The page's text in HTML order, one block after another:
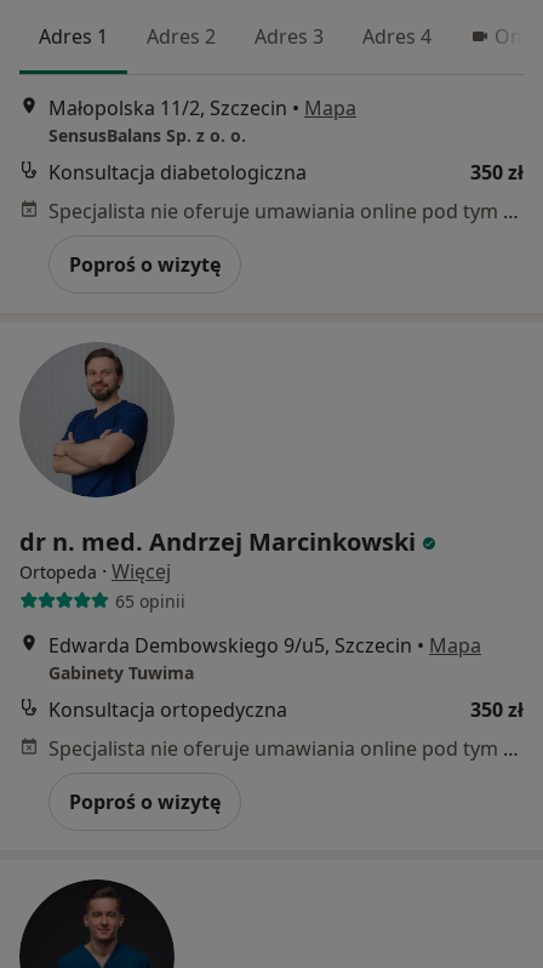
Adres 1 Adres 2 Adres 3 Adres 4
Małopolska 11/2, Szczecin • Mapa
SensusBalans Sp. z o. o.
Konsultacja diabetologiczna
350 zł
Specjalista nie oferuje umawiania online pod tym adresem.
Poproś o wizytę
dr n. med. Andrzej Marcinkowski
Ortopeda · Więcej
65 opinii
Edwarda Dembowskiego 9/u5, Szczecin • Mapa
Gabinety Tuwima
Konsultacja ortopedyczna
350 zł
Specjalista nie oferuje umawiania online pod tym adresem.
Poproś o wizytę